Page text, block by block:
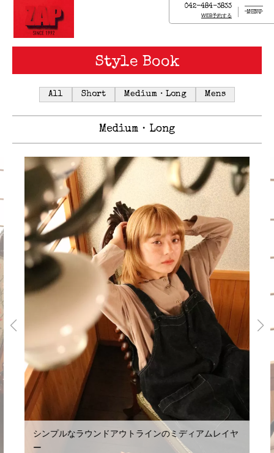
042-484-3833
WEB予約する
MENU
Style Book
All Short Medium・Long Mens
Medium・Long
シンプルなラウンドアウトラインのミディアムレイヤ
ー